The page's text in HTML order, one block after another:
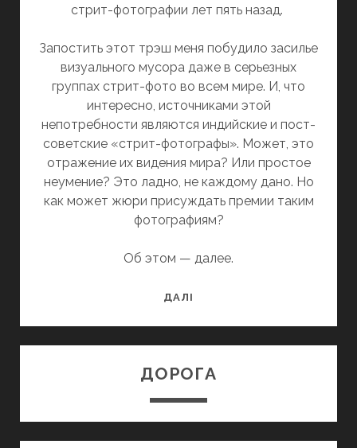
стрит-фотографии лет пять назад.
Запостить этот трэш меня побудило засилье
визуального мусора даже в серьезных
группах стрит-фото во всем мире. И, что
интересно, источниками этой
непотребности являются индийские и пост-
советские «стрит-фотографы». Может, это
отражение их видения мира? Или простое
неумение? Это ладно, не каждому дано. Но
как может жюри присуждать премии таким
фотографиям?
Об этом — далее.
ДАЛІ
КАК
ДОРОГА